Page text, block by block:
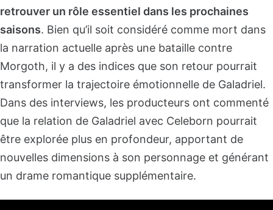
retrouver un rôle essentiel dans les prochaines
saisons. Bien qu’il soit considéré comme mort dans
la narration actuelle après une bataille contre
Morgoth, il y a des indices que son retour pourrait
transformer la trajectoire émotionnelle de Galadriel.
Dans des interviews, les producteurs ont commenté
que la relation de Galadriel avec Celeborn pourrait
être explorée plus en profondeur, apportant de
nouvelles dimensions à son personnage et générant
un drame romantique supplémentaire.